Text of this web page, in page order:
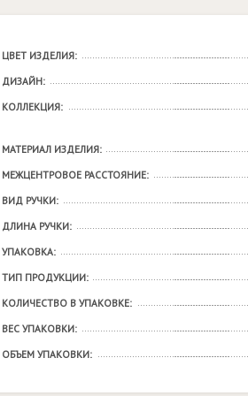
ЦВЕТ ИЗДЕЛИЯ:
ДИЗАЙН:
КОЛЛЕКЦИЯ:
МАТЕРИАЛ ИЗДЕЛИЯ:
МЕЖЦЕНТРОВОЕ РАССТОЯНИЕ:
ВИД РУЧКИ:
ДЛИНА РУЧКИ:
УПАКОВКА:
ТИП ПРОДУКЦИИ:
КОЛИЧЕСТВО В УПАКОВКЕ:
ВЕС УПАКОВКИ:
ОБЪЕМ УПАКОВКИ: